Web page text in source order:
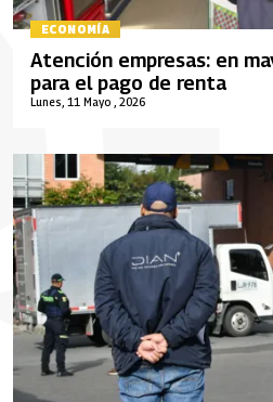
ECONOMÍA
Lunes, 11 Mayo , 2026
Atención empresas: en
para el pago de renta